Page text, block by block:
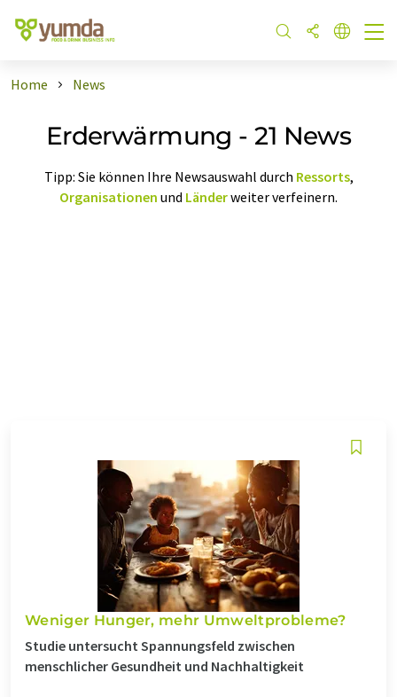
Home News
Erderwärmung - 21 News
Tipp: Sie können Ihre Newsauswahl durch Ressorts,
Organisationen und Länderweiter verfeinern.
Weniger Hunger, mehr Umweltprobleme?
Studie untersucht Spannungsfeld zwischen
menschlicher Gesundheit und Nachhaltigkeit